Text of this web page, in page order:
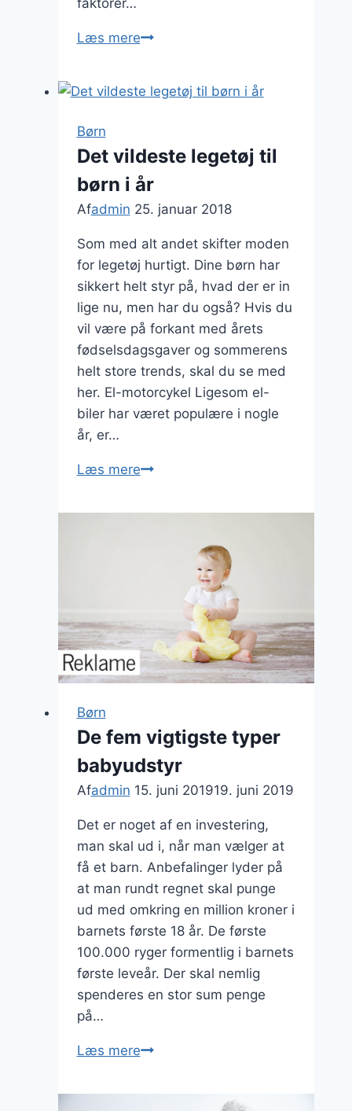
Læs mereKlæd
i
børnetøj
Børn
Det vildeste legetøj til
børn i år
Afadmin 25. januar 2018
Som med alt andet skifter moden
for legetøj hurtigt. Dine børn har
sikkert helt styr på, hvad der er in
lige nu, men har du også? Hvis du
vil være på forkant med årets
fødselsdagsgaver og sommerens
helt store trends, skal du se med
her. El-motorcykel Ligesom el-
biler har været populære i nogle
år, er…
Læs mereDet
legetøj
Børn
De fem vigtigste typer
babyudstyr
Afadmin 15. juni 201919. juni 2019
Det er noget af en investering,
man skal ud i, når man vælger at
få et barn. Anbefalinger lyder på
at man rundt regnet skal punge
ud med omkring en million kroner i
barnets første 18 år. De første
100.000 ryger formentlig i barnets
første leveår. Der skal nemlig
spenderes en stor sum penge
på…
Læs mereDe